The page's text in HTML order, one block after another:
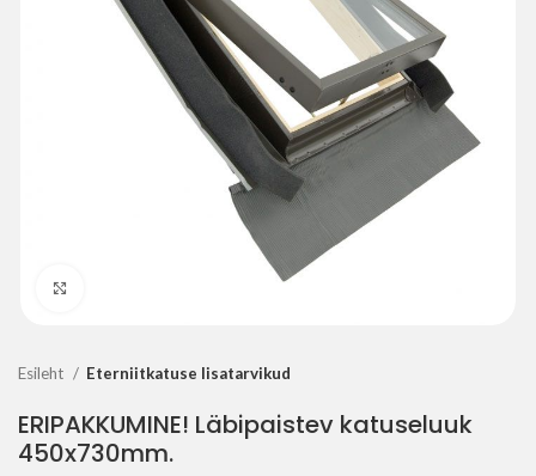
Esileht Eterniitkatuse lisatarvikud
ERIPAKKUMINE! Läbipaistev katuseluuk
450x730mm.